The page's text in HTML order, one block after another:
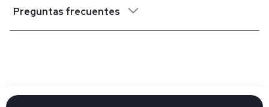
Preguntas frecuentes